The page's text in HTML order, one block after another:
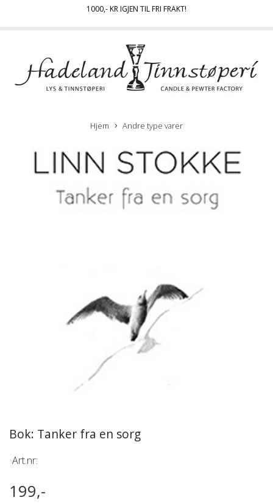
1000,- KR IGJEN TIL FRI FRAKT!
Hjem Andre type varer
Bok: Tanker fra en sorg
Art.nr:
199,-